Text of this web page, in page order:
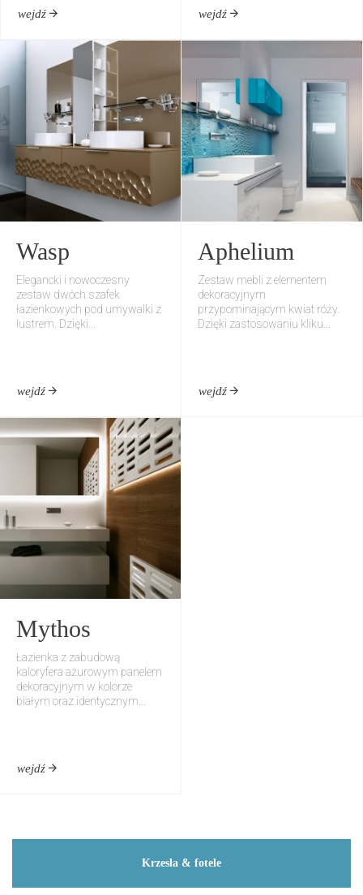
wejdź wejdź
Wasp
Elegancki i nowoczesny
zestaw dwóch szafek
łazienkowych pod umywalki z
lustrem. Dzięki...
wejdź
Aphelium
Zestaw mebli z elementem
dekoracyjnym
przypominającym kwiat róży.
Dzięki zastosowaniu kliku...
wejdź
Mythos
Łazienka z zabudową
kaloryfera ażurowym panelem
dekoracyjnym w kolorze
białym oraz identycznym...
wejdź
Krzesła & fotele